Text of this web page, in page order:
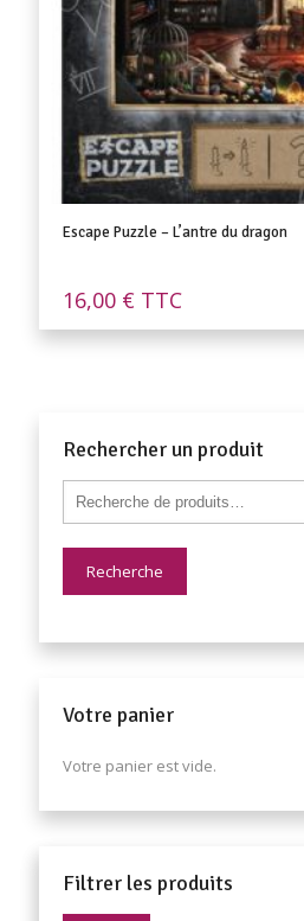
Escape Puzzle – L’antre du dragon
16,00 € TTC
Rechercher un produit
Recherche
Votre panier
Votre panier est vide.
Filtrer les produits